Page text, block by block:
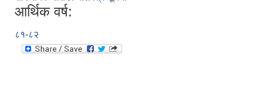
आर्थिक वर्ष:
८१-८२